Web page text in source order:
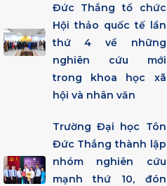
Đức Thắng tổ chức
Hội thảo quốc tế lần
thứ 4 về những
nghiên cứu mới
trong khoa học xã
hội và nhân văn
Trường Đại học Tôn
Đức Thắng thành lập
nhóm nghiên cứu
mạnh thứ 10, đón